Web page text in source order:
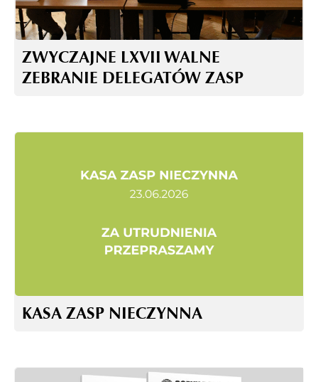
ZWYCZAJNE LXVII WALNE
ZEBRANIE DELEGATÓW ZASP
KASA ZASP NIECZYNNA